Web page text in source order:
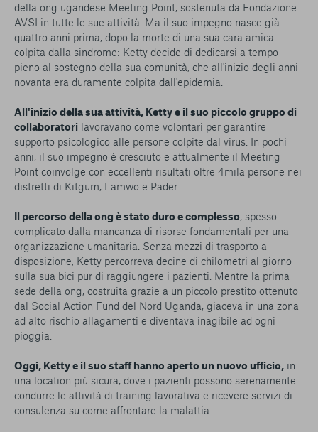
della ong ugandese Meeting Point, sostenuta da Fondazione
AVSI in tutte le sue attività. Ma il suo impegno nasce già
quattro anni prima, dopo la morte di una sua cara amica
colpita dalla sindrome: Ketty decide di dedicarsi a tempo
pieno al sostegno della sua comunità, che all'inizio degli anni
novanta era duramente colpita dall'epidemia.
All'inizio della sua attività, Ketty e il suo piccolo gruppo di
collaboratori lavoravano come volontari per garantire
supporto psicologico alle persone colpite dal virus. In pochi
anni, il suo impegno è cresciuto e attualmente il Meeting
Point coinvolge con eccellenti risultati oltre 4mila persone nei
distretti di Kitgum, Lamwo e Pader.
Il percorso della ong è stato duro e complesso, spesso
complicato dalla mancanza di risorse fondamentali per una
organizzazione umanitaria. Senza mezzi di trasporto a
disposizione, Ketty percorreva decine di chilometri al giorno
sulla sua bici pur di raggiungere i pazienti. Mentre la prima
sede della ong, costruita grazie a un piccolo prestito ottenuto
dal Social Action Fund del Nord Uganda, giaceva in una zona
ad alto rischio allagamenti e diventava inagibile ad ogni
pioggia.
Oggi, Ketty e il suo staff hanno aperto un nuovo ufficio, in
una location più sicura, dove i pazienti possono serenamente
condurre le attività di training lavorativa e ricevere servizi di
consulenza su come affrontare la malattia.